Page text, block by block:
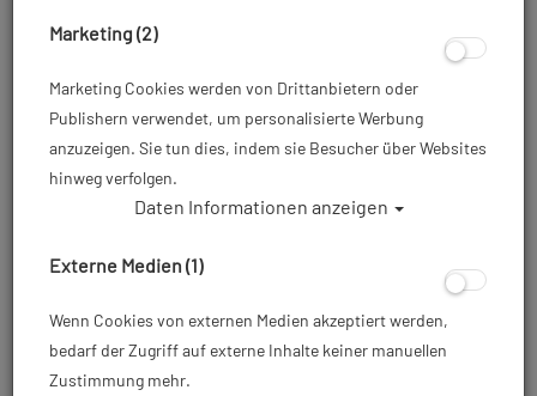
XXL
Marketing (2)
Marketing Cookies werden von Drittanbietern oder
Publishern verwendet, um personalisierte Werbung
anzuzeigen. Sie tun dies, indem sie Besucher über Websites
hinweg verfolgen.
Daten Informationen anzeigen
Externe Medien (1)
Wenn Cookies von externen Medien akzeptiert werden,
bedarf der Zugriff auf externe Inhalte keiner manuellen
Zustimmung mehr.